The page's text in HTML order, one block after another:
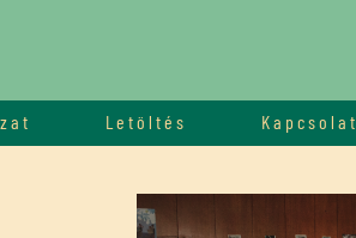
Letöltés Kapcsolat